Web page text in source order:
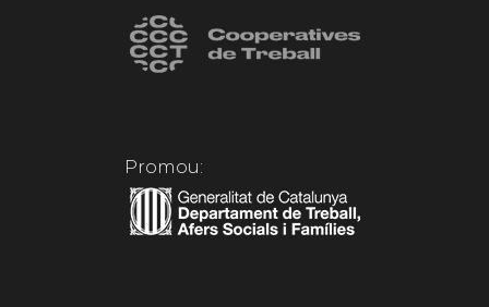
Promou: